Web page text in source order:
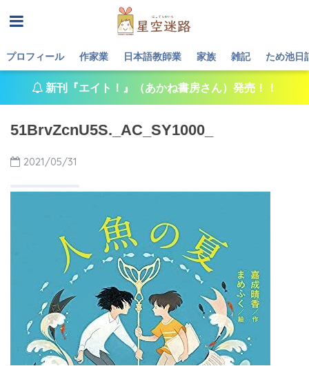
プロフィール 作家業 日本語教師業 家族 雑記 ため池日
新刊『エイト！』（あかね書房さん）発売！！
51BrvZcnU5S._AC_SY1000_
2021/05/31